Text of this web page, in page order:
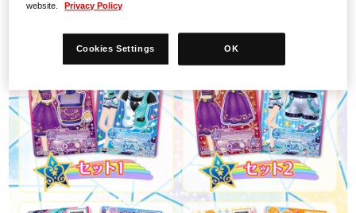
website.
Privacy Policy
Cookies Settings OK